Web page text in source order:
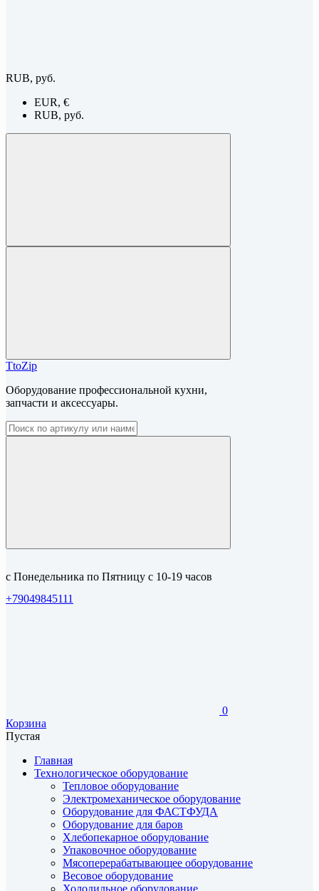
RUB, руб.
EUR, €
RUB, руб.
TtoZip
Оборудование профессиональной кухни,
запчасти и аксессуары.
с Понедельника по Пятницу с 10-19 часов
+79049845111
0
Корзина
Пустая
Главная
Технологическое оборудование
Тепловое оборудование
Электромеханическое оборудование
Оборудование для ФАСТФУДА
Оборудование для баров
Хлебопекарное оборудование
Упаковочное оборудование
Мясоперерабатывающее оборудование
Весовое оборудование
Холодильное оборудование